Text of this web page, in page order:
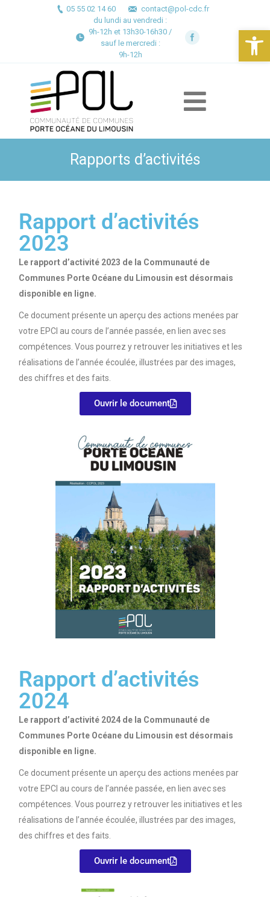
05 55 02 14 60
contact@pol-cdc.fr
du lundi au vendredi :
9h-12h et 13h30-16h30 /
sauf le mercredi :
9h-12h
Rapports d’activités
Rapport d’activités
2023
Le rapport d’activité 2023 de la Communauté de
Communes Porte Océane du Limousin est désormais
disponible en ligne.
Ce document présente un aperçu des actions menées par
votre EPCI au cours de l’année passée, en lien avec ses
compétences. Vous pourrez y retrouver les initiatives et les
réalisations de l’année écoulée, illustrées par des images,
des chiffres et des faits.
Ouvrir le document
Rapport d’activités
2024
Le rapport d’activité 2024 de la Communauté de
Communes Porte Océane du Limousin est désormais
disponible en ligne.
Ce document présente un aperçu des actions menées par
votre EPCI au cours de l’année passée, en lien avec ses
compétences. Vous pourrez y retrouver les initiatives et les
réalisations de l’année écoulée, illustrées par des images,
des chiffres et des faits.
Ouvrir le document